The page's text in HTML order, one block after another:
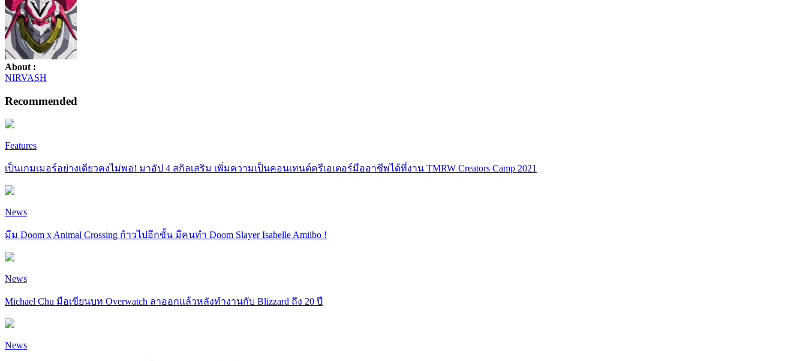
About :
NIRVASH
Recommended
Features
เป็นเกมเมอร์อย่างเดียวคงไม่พอ! มาอัป 4 สกิลเสริม เพิ่มความเป็นคอนเทนต์ครีเอเตอร์มืออาชีพได้ที่งาน TMRW Creators Camp 2021
News
มีม Doom x Animal Crossing ก้าวไปอีกขั้น มีคนทำ Doom Slayer Isabelle Amiibo !
News
Michael Chu มือเขียนบท Overwatch ลาออกแล้วหลังทำงานกับ Blizzard ถึง 20 ปี
News